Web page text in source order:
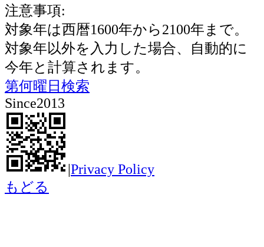
注意事項:
対象年は西暦1600年から2100年まで。
対象年以外を入力した場合、自動的に
今年と計算されます。
第何曜日検索
Since2013
|Privacy Policy
もどる